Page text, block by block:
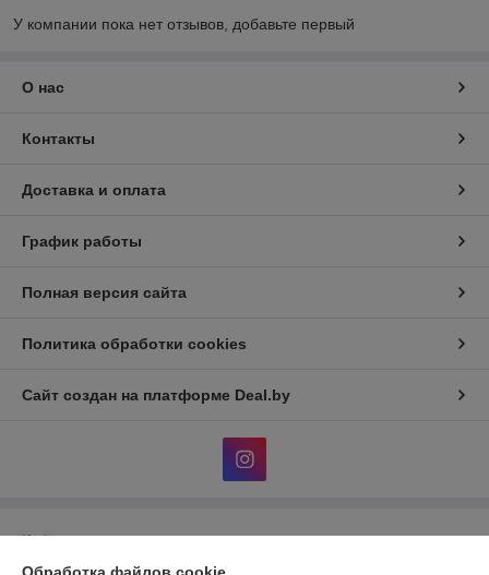
У компании пока нет отзывов, добавьте первый
О нас
Контакты
Доставка и оплата
График работы
Полная версия сайта
Политика обработки cookies
Сайт создан на платформе Deal.by
Информация для покупателя